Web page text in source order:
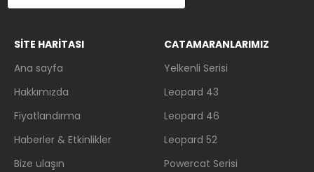
SİTE HARİTASI
Ana sayfa
Hakkımızda
Fiyatlandırma
Haberler & Etkinlikler
Bize ulaşın
CATAMARANLARIMIZ
Yelkenli Serisi
Leopard 43
Leopard 46
Leopard 52
Powercat Serisi